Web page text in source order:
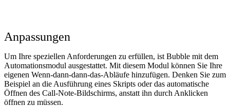
Anpassungen
Um Ihre speziellen Anforderungen zu erfüllen, ist Bubble mit dem
Automationsmodul ausgestattet. Mit diesem Modul können Sie Ihre
eigenen Wenn-dann-dann-das-Abläufe hinzufügen. Denken Sie zum
Beispiel an die Ausführung eines Skripts oder das automatische
Öffnen des Call-Note-Bildschirms, anstatt ihn durch Anklicken
öffnen zu müssen.